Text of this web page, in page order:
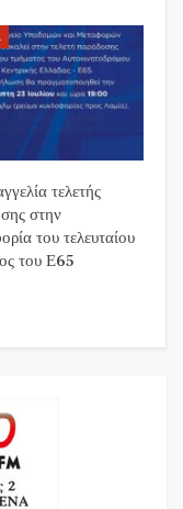
τελετής
στην
του τελευταίου
του Ε65